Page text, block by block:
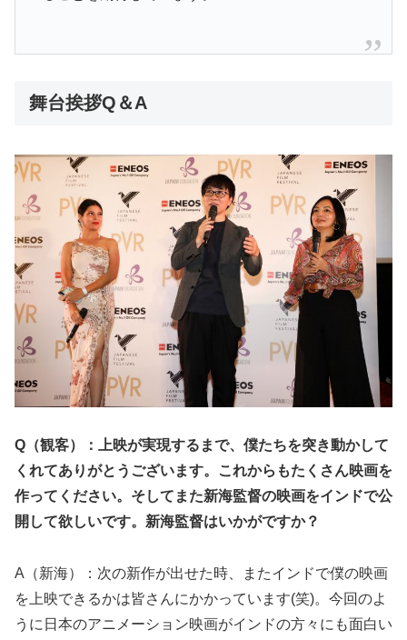
舞台挨拶Q＆A
Q（観客）：上映が実現するまで、僕たちを突き動かして
くれてありがとうございます。これからもたくさん映画を
作ってください。そしてまた新海監督の映画をインドで公
開して欲しいです。新海監督はいかがですか？
A（新海）：次の新作が出せた時、またインドで僕の映画
を上映できるかは皆さんにかかっています(笑)。今回のよ
うに日本のアニメーション映画がインドの方々にも面白い